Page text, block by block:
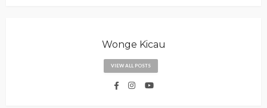
Wonge Kicau
VIEW ALL POSTS